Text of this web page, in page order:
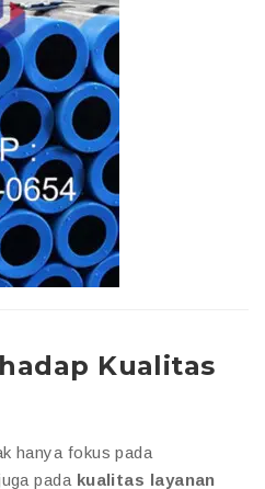
Kualitas
hanya fokus pada
pada kualitas layanan